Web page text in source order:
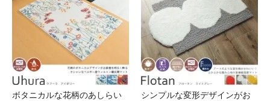
ボタニカルな花柄のあしらい
シンプルな変形デザインがお